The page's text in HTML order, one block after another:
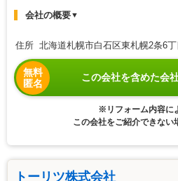
会社の概要▼
住所 北海道札幌市白石区東札幌2条6
無料
匿名
この会社を含めた会
※リフォーム内容に
この会社をご紹介できない
トーリツ株式会社